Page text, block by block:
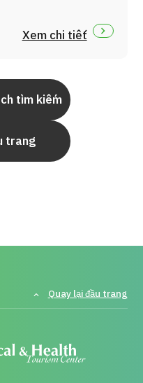
Xem chi tiết
tìm kiếm
trang
Quay lại đầu trang